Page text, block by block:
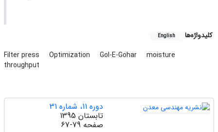
کلیدواژه‌ها English
Filter press Optimization Gol-E-Gohar
moisture
throughput
دوره 11، شماره 31
تابستان 1395
صفحه 67-79